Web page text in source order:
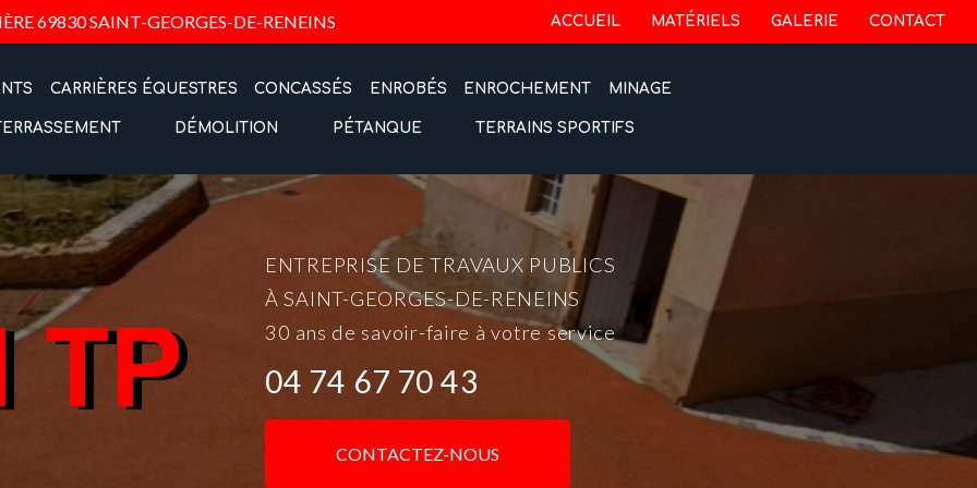
69830 SAINT-GEORGES-DE-RENEINS Navigation secondaire
ACCUEIL MATÉRIELS GALERIE CONTACT
CARRIÈRES ÉQUESTRES CONCASSÉS ENROBÉS ENROCHEMENT MINAGE
DÉMOLITION PÉTANQUE TERRAINS SPORTIFS
ENTREPRISE DE TRAVAUX PUBLICS
À SAINT-GEORGES-DE-RENEINS
30 ans de savoir-faire à votre service
04 74 67 70 43
CONTACTEZ-NOUS